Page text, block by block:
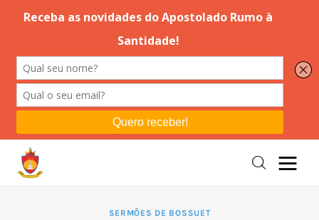
Editorial
Orações
InstruçõesSERMÕES DE BOSSUET